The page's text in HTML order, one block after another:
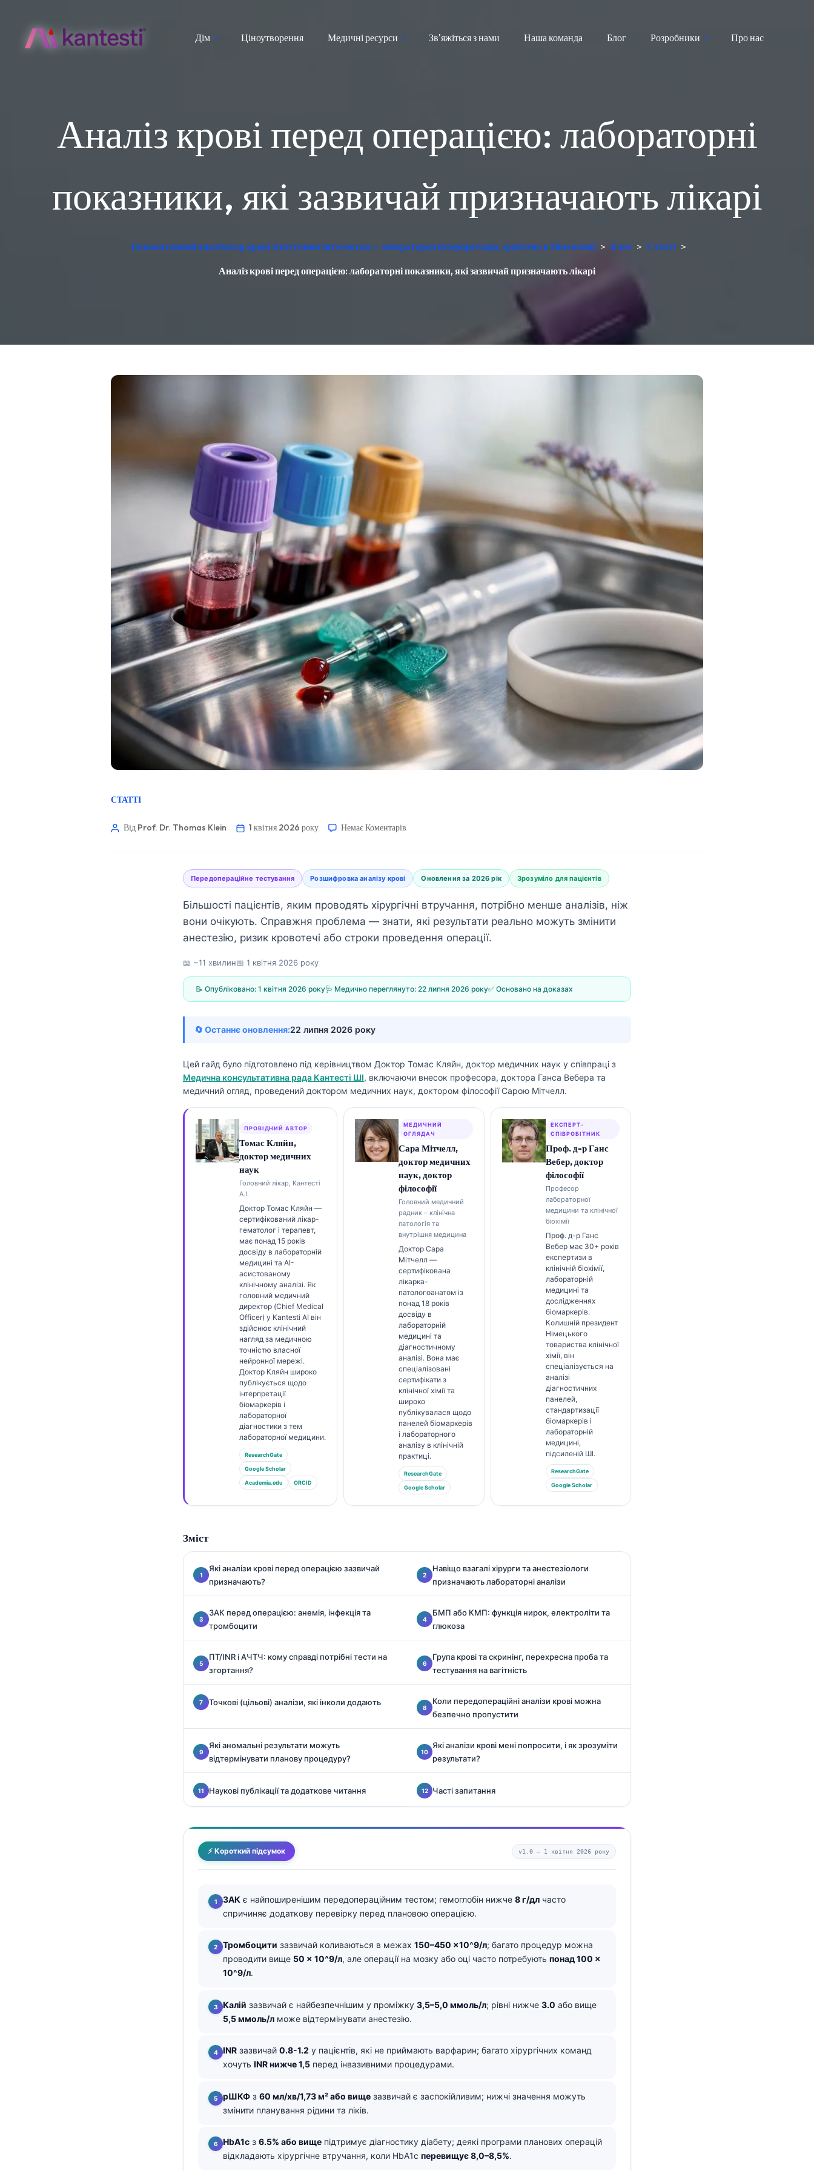
Дім Ціноутворення Медичні ресурси Зв'яжіться з нами Наша команда Блог Розробники Про нас
Аналіз крові перед операцією: лабораторні
показники, які зазвичай призначають лікарі
Безкоштовний аналізатор крові зі штучним інтелектом – лабораторна інтерпретація, зроблено в Німеччині > Блог > Статті >
Аналіз крові перед операцією: лабораторні показники, які зазвичай призначають лікарі
СТАТТІ
Від Prof. Dr. Thomas Klein 1 квітня 2026 року Немає Коментарів
Передопераційне тестування Розшифровка аналізу крові Оновлення за 2026 рік Зрозуміло для пацієнтів
Більшості пацієнтів, яким проводять хірургічні втручання, потрібно менше аналізів, ніж
вони очікують. Справжня проблема — знати, які результати реально можуть змінити
анестезію, ризик кровотечі або строки проведення операції.
📖 ~11 хвилин📅 1 квітня 2026 року
📝 Опубліковано: 1 квітня 2026 року🩺 Медично переглянуто: 22 липня 2026 року✅ Основано на доказах
🔄 Останнє оновлення:22 липня 2026 року
Цей гайд було підготовлено під керівництвом Доктор Томас Кляйн, доктор медичних наук у співпраці з
Медична консультативна рада Кантесті ШІ, включаючи внесок професора, доктора Ганса Вебера та
медичний огляд, проведений доктором медичних наук, доктором філософії Сарою Мітчелл.
ПРОВІДНИЙ АВТОР
Томас Кляйн,
доктор медичних
наук
Головний лікар, Кантесті
А.І.
Доктор Томас Кляйн —
сертифікований лікар-
гематолог і терапевт,
має понад 15 років
досвіду в лабораторній
медицині та AI-
асистованому
клінічному аналізі. Як
головний медичний
директор (Chief Medical
Officer) у Kantesti AI він
здійснює клінічний
нагляд за медичною
точністю власної
нейронної мережі.
Доктор Кляйн широко
публікується щодо
інтерпретації
біомаркерів і
лабораторної
діагностики з тем
лабораторної медицини.
ResearchGate
Google Scholar
Academia.edu ORCID
МЕДИЧНИЙ
ОГЛЯДАЧ
Сара Мітчелл,
доктор медичних
наук, доктор
філософії
Головний медичний
радник – клінічна
патологія та
внутрішня медицина
Доктор Сара
Мітчелл —
сертифікована
лікарка-
патологоанатом із
понад 18 років
досвіду в
лабораторній
медицині та
діагностичному
аналізі. Вона має
спеціалізовані
сертифікати з
клінічної хімії та
широко
публікувалася щодо
панелей біомаркерів
і лабораторного
аналізу в клінічній
практиці.
ResearchGate
Google Scholar
ЕКСПЕРТ-
СПІВРОБІТНИК
Проф. д-р Ганс
Вебер, доктор
філософії
Професор
лабораторної
медицини та клінічної
біохімії
Проф. д-р Ганс
Вебер має 30+ років
експертизи в
клінічній біохімії,
лабораторній
медицині та
дослідженнях
біомаркерів.
Колишній президент
Німецького
товариства клінічної
хімії, він
спеціалізується на
аналізі
діагностичних
панелей,
стандартизації
біомаркерів і
лабораторній
медицині,
підсиленій ШІ.
ResearchGate
Google Scholar
Зміст
Які аналізи крові перед операцією зазвичай
призначають?
Навіщо взагалі хірурги та анестезіологи
призначають лабораторні аналізи
ЗАК перед операцією: анемія, інфекція та
тромбоцити
БМП або КМП: функція нирок, електроліти та
глюкоза
ПТ/INR і АЧТЧ: кому справді потрібні тести на
згортання?
Група крові та скринінг, перехресна проба та
тестування на вагітність
Точкові (цільові) аналізи, які інколи додають
Коли передопераційні аналізи крові можна
безпечно пропустити
Які аномальні результати можуть
відтермінувати планову процедуру?
Які аналізи крові мені попросити, і як зрозуміти
результати?
Наукові публікації та додаткове читання Часті запитання
⚡ Короткий підсумок v1.0 — 1 квітня 2026 року
ЗАК є найпоширенішим передопераційним тестом; гемоглобін нижче 8 г/дл часто
спричиняє додаткову перевірку перед плановою операцією.
Тромбоцити зазвичай коливаються в межах 150–450 ×10^9/л; багато процедур можна
проводити вище 50 × 10^9/л, але операції на мозку або оці часто потребують понад 100 ×
10^9/л.
Калій зазвичай є найбезпечнішим у проміжку 3,5–5,0 ммоль/л; рівні нижче 3.0 або вище
5,5 ммоль/л може відтермінувати анестезію.
INR зазвичай 0.8-1.2 у пацієнтів, які не приймають варфарин; багато хірургічних команд
хочуть INR нижче 1,5 перед інвазивними процедурами.
рШКФ з 60 мл/хв/1,73 м² або вище зазвичай є заспокійливим; нижчі значення можуть
змінити планування рідини та ліків.
HbA1c з 6.5% або вище підтримує діагностику діабету; деякі програми планових операцій
відкладають хірургічне втручання, коли HbA1c перевищує 8,0–8,5%.